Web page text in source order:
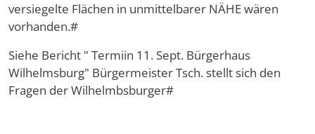
versiegelte Flächen in unmittelbarer NÄHE wären
vorhanden.#
Siehe Bericht " Termiin 11. Sept. Bürgerhaus
Wilhelmsburg" Bürgermeister Tsch. stellt sich den
Fragen der Wilhelmbsburger#